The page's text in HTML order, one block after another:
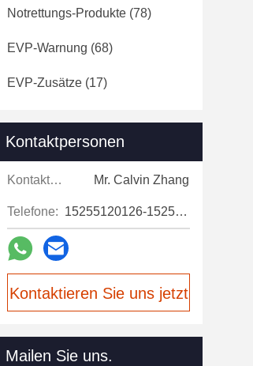
Notrettungs-Produkte (78)
EVP-Warnung (68)
EVP-Zusätze (17)
Kontaktpersonen
Kontaktpersonen: Mr. Calvin Zhang
Telefone: 15255120126-15255120126
Kontaktieren Sie uns jetzt
Mailen Sie uns.